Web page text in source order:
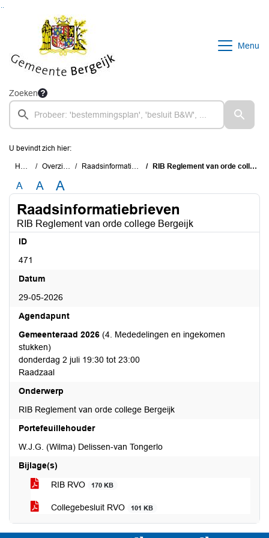
Ga naar de inhoud van deze pagina
Ga naar het zoeken
Menu
Zoeken
U bevindt zich hier:
Home Overzichten Raadsinformatiebrieven RIB Reglement van orde college Bergeijk
A A A
Raadsinformatiebrieven
RIB Reglement van orde college Bergeijk
ID
471
Datum
29-05-2026
Agendapunt
Gemeenteraad 2026 (4. Mededelingen en ingekomen
stukken)
donderdag 2 juli 19:30 tot 23:00
Raadzaal
Onderwerp
RIB Reglement van orde college Bergeijk
Portefeuillehouder
W.J.G. (Wilma) Delissen-van Tongerlo
Bijlage(s)
RIB RVO
170 KB
Collegebesluit RVO 101 KB